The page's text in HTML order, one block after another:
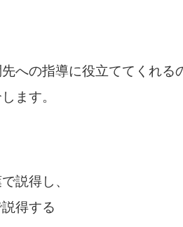
への指導に役立ててくれる
ます。
説得し、
得する